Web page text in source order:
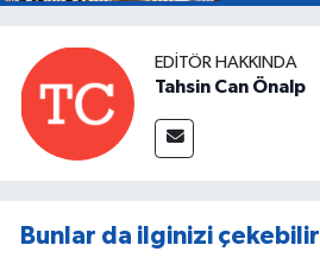
EDITÖR HAKKINDA
Tahsin Can Önalp
Bunlar da ilginizi çekebilir